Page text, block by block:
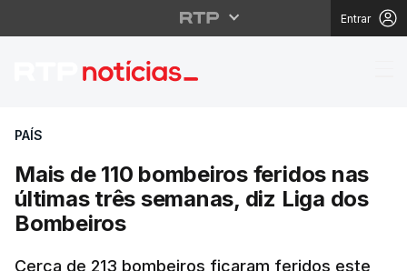
Entrar
Mais de 110
PAÍS
Mais de 110 bombeiros feridos nas
últimas três semanas, diz Liga dos
Bombeiros
Cerca de 213 bombeiros ficaram feridos este